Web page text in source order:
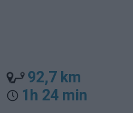
92,7 km
1h 24 min